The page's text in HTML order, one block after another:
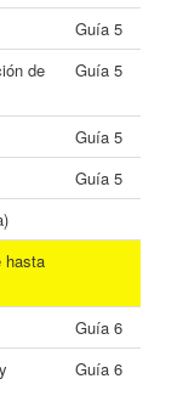
Guía 5
de
Guía 5
Guía 5
Guía 5
hasta
Guía 6
Guía 6